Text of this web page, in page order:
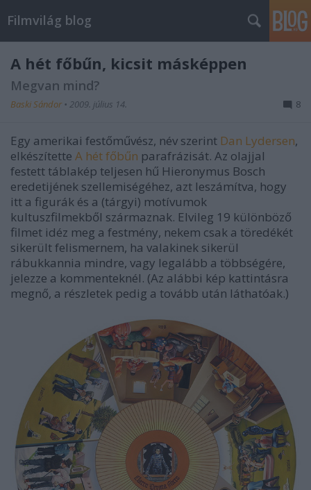
Filmvilág blog
A hét főbűn, kicsit másképpen
Megvan mind?
Baski Sándor • 2009. július 14. 8
Egy amerikai festőművész, név szerint Dan Lydersen,
elkészítette A hét főbűn parafrázisát. Az olajjal
festett táblakép teljesen hű Hieronymus Bosch
eredetijének szellemiségéhez, azt leszámítva, hogy
itt a figurák és a (tárgyi) motívumok
kultuszfilmekből származnak. Elvileg 19 különböző
filmet idéz meg a festmény, nekem csak a töredékét
sikerült felismernem, ha valakinek sikerül
rábukkannia mindre, vagy legalább a többségére,
jelezze a kommenteknél. (Az alábbi kép kattintásra
megnő, a részletek pedig a tovább után láthatóak.)